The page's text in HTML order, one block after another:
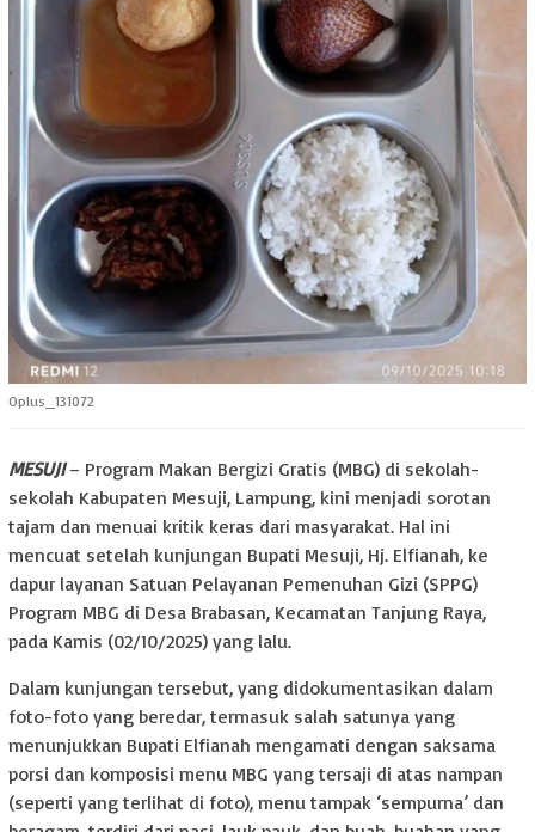
Oplus_131072
MESUJI– Program Makan Bergizi Gratis (MBG) di sekolah-
sekolah Kabupaten Mesuji, Lampung, kini menjadi sorotan
tajam dan menuai kritik keras dari masyarakat. Hal ini
mencuat setelah kunjungan Bupati Mesuji, Hj. Elfianah, ke
dapur layanan Satuan Pelayanan Pemenuhan Gizi (SPPG)
Program MBG di Desa Brabasan, Kecamatan Tanjung Raya,
pada Kamis (02/10/2025) yang lalu.
Dalam kunjungan tersebut, yang didokumentasikan dalam
foto-foto yang beredar, termasuk salah satunya yang
menunjukkan Bupati Elfianah mengamati dengan saksama
porsi dan komposisi menu MBG yang tersaji di atas nampan
(seperti yang terlihat di foto), menu tampak ‘sempurna’ dan